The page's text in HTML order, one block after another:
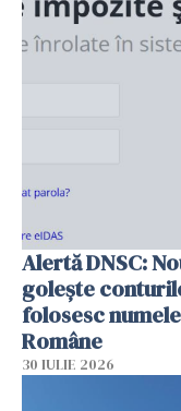
Alertă DNSC:
golește
folosesc
Române
30 IULIE 2026